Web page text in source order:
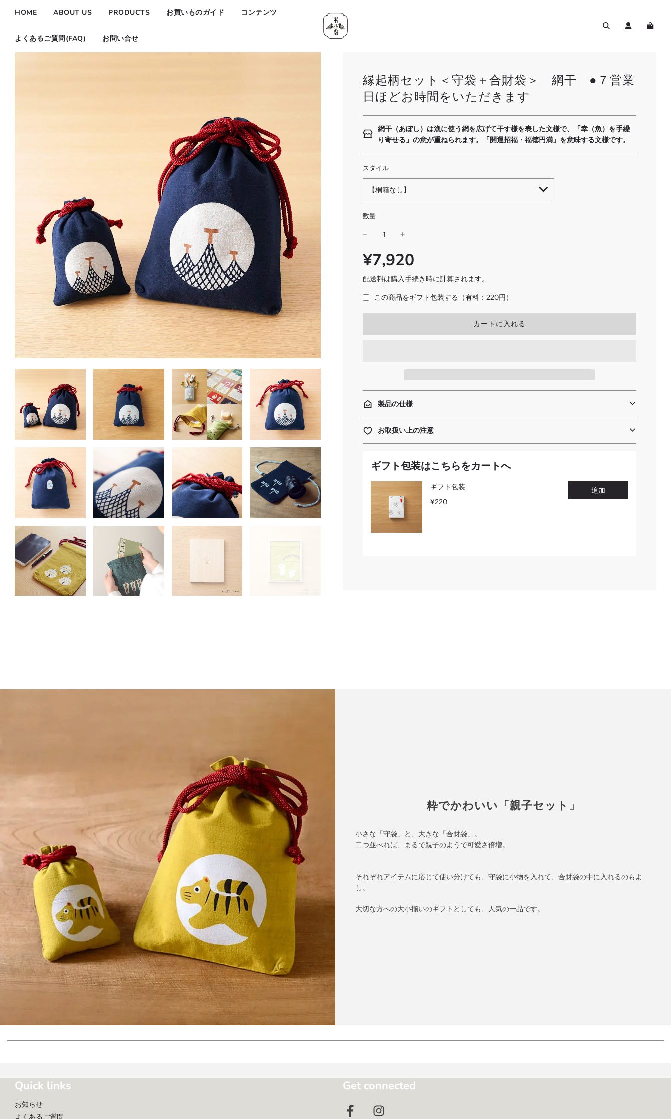
HOME ABOUT US PRODUCTS お買いものガイド コンテンツ
よくあるご質問(FAQ) お問い合せ
縁起柄セット＜守袋＋合財袋＞ 網干 ●７営業
日ほどお時間をいただきます
網干（あぼし）は漁に使う網を広げて干す様を表した文様で、「幸（魚）を手繰
り寄せる」の意が重ねられます。「開運招福・福徳円満」を意味する文様です。
スタイル
【桐箱なし】
数量
SALE
PRICE
通
常
価
格
¥7,920
配送料は購入手続き時に計算されます。
この商品をギフト包装する（有料：220円）
読
.
.
.
カートに入れる
製品の仕様
お取扱い上の注意
ギフト包装はこちらをカートへ
粋でかわいい「親子セット」
小さな「守袋」と、大きな「合財袋」。
二つ並べれば、まるで親子のようで可愛さ倍増。
それぞれアイテムに応じて使い分けても、守袋に小物を入れて、合財袋の中に入れるのもよ
し。
大切な方への大小揃いのギフトとしても、人気の一品です。
Quick links
お知らせ
よくあるご質問
Get connected